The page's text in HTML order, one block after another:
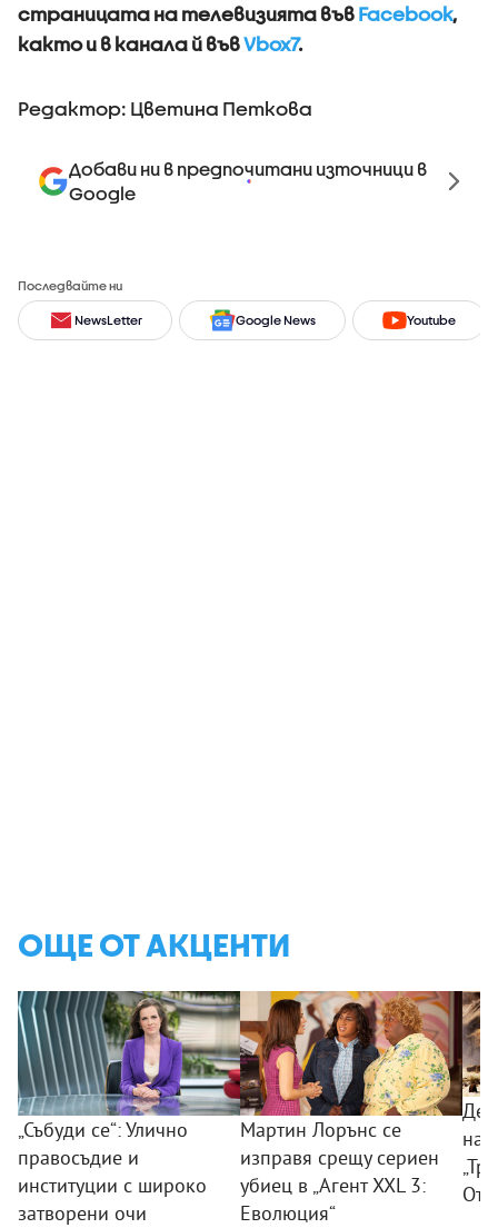
страницата на телевизията във Facebook,
както и в канала й въвVbox7.
Редактор: Цветина Петкова
Добави ни в предпочитани източници в
Google
Последвайте ни
NewsLetter Google News Youtube
ОЩЕ ОТ АКЦЕНТИ
„Събуди се“: Улично
правосъдие и
институции с широко
затворени очи
Мартин Лорънс се
изправя срещу сериен
убиец в „Агент XXL 3:
Еволюция“
на